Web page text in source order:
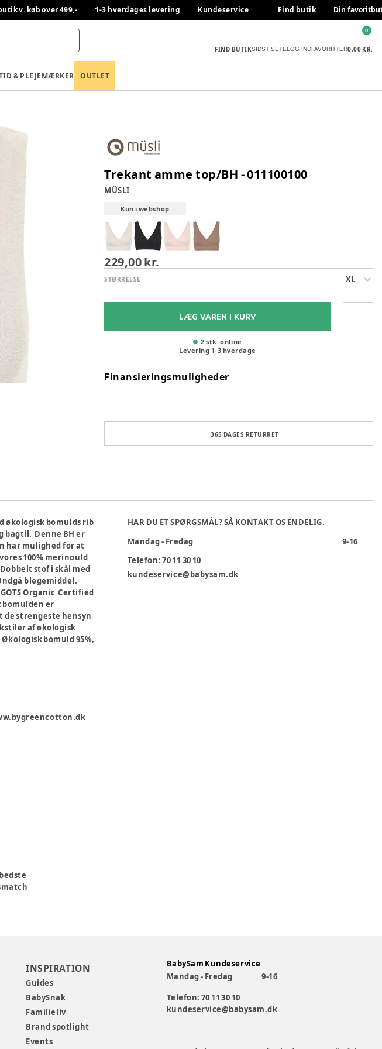
v. køb over 499,- 1-3 hverdages levering Kundeservice Find butik Din
FIND BUTIKSIDST SETELOG INDFAVORITTER0,00 KR.
0
& PLEJEMÆRKER OUTLET
Trekant amme top/BH - 011100100
MÜSLI
Kun i webshop
229,00 kr.
STØRRELSE XL
LÆG VAREN I KURV
2 stk. online
Levering 1-3 hverdage
Finansieringsmuligheder
365 DAGES RETURRET
økologisk bomulds rib
bagtil. Denne BH er
har mulighed for at
100% merinould
stof i skål med
blegemiddel.
Organic Certified
bomulden er
strengeste hensyn
af økologisk
bomuld 95%,
HAR DU ET SPØRGSMÅL? SÅ KONTAKT OS ENDELIG.
Mandag - Fredag
9-16
Telefon: 70 11 30 10
kundeservice@babysam.dk
INSPIRATION
Guides
BabySnak
Familieliv
Brand spotlight
Events
BabySam Kundeservice
Mandag - Fredag
9-16
Telefon: 70 11 30 10
kundeservice@babysam.dk